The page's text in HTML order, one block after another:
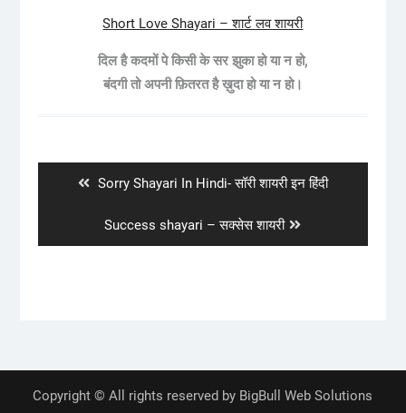
Short Love Shayari – शार्ट लव शायरी
दिल है कदमों पे किसी के सर झुका हो या न हो,
बंदगी तो अपनी फ़ितरत है ख़ुदा हो या न हो।
Previous
Sorry Shayari In Hindi- सॉरी शायरी इन हिंदी
Next
post:
Success shayari – सक्सेस शायरी
Copyright © All rights reserved by BigBull Web Solutions